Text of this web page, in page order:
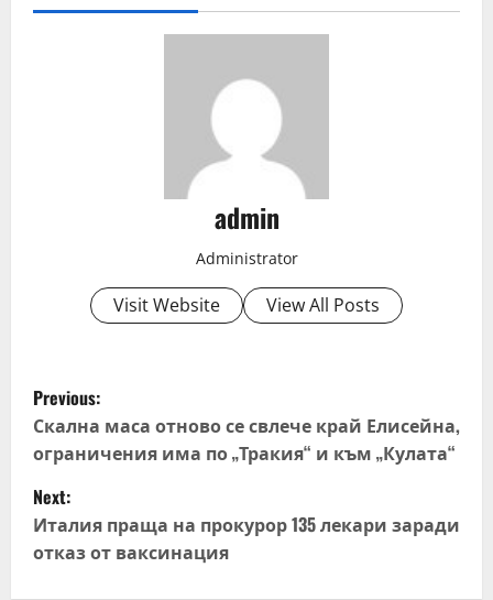
admin
Administrator
Visit Website View All Posts
P
o
s
t
n
Previous:
Скална маса отново се свлече край Елисейна,
ограничения има по „Тракия“ и към „Кулата“
Next:
Италия праща на прокурор 135 лекари заради
отказ от ваксинация